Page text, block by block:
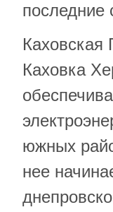
последние
Каховская
Каховка
южных
нее